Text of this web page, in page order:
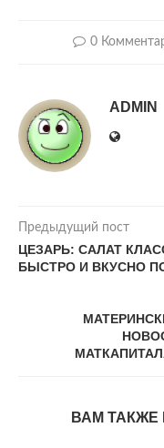
0
ADMIN
Предыдущий пост
ЦЕЗАРЬ: САЛАТ
БЫСТРО И ВКУСНО
ВАМ